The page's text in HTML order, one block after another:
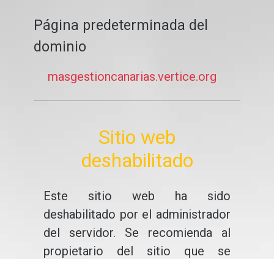
Página predeterminada del
dominio
masgestioncanarias.vertice.org
Sitio web
deshabilitado
Este sitio web ha sido
deshabilitado por el administrador
del servidor. Se recomienda al
propietario del sitio que se